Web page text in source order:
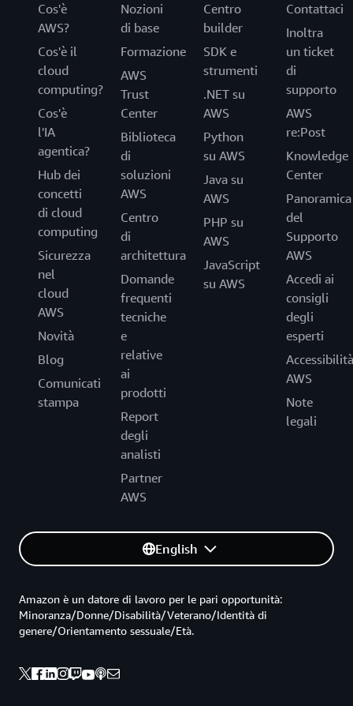
Cos'è
AWS?
Cos'è il
cloud
computing?
Cos'è
l'IA
agentica?
Hub dei
concetti
di cloud
computing
Sicurezza
nel
cloud
AWS
Novità
Blog
Comunicati
stampa
Nozioni
di base
Formazione
AWS
Trust
Center
Biblioteca
di
soluzioni
AWS
Centro
di
architettura
Domande
frequenti
tecniche
e
relative
ai
prodotti
Report
degli
analisti
Partner
AWS
Centro
builder
SDK e
strumenti
.NET su
AWS
Python
su AWS
Java su
AWS
PHP su
AWS
JavaScript
su AWS
Contattaci
Inoltra
un ticket
di
supporto
AWS
re:Post
Knowledge
Center
Panoramica
del
Supporto
AWS
Accedi ai
consigli
degli
esperti
Accessibilità
AWS
Note
legali
English
Amazon è un datore di lavoro per le pari opportunità:
Minoranza/Donne/Disabilità/Veterano/Identità di
genere/Orientamento sessuale/Età.